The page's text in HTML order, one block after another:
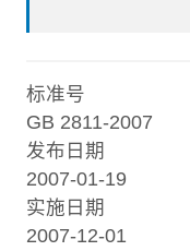
标准号
GB 2811-2007
发布日期
2007-01-19
实施日期
2007-12-01